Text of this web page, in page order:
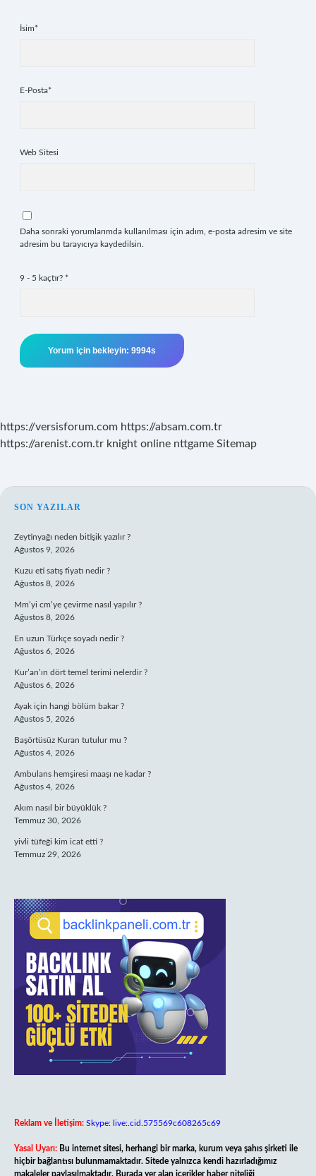
İsim*
E-Posta*
Web Sitesi
Daha sonraki yorumlarımda kullanılması için adım, e-posta adresim ve site
adresim bu tarayıcıya kaydedilsin.
9 - 5 kaçtır? *
https://versisforum.com https://absam.com.tr
https://arenist.com.tr knight online nttgame Sitemap
SIDEBAR
SON YAZILAR
Zeytinyağı neden bitişik yazılır ?
Ağustos 9, 2026
Kuzu eti satış fiyatı nedir ?
Ağustos 8, 2026
Mm’yi cm’ye çevirme nasıl yapılır ?
Ağustos 8, 2026
En uzun Türkçe soyadı nedir ?
Ağustos 6, 2026
Kur’an’ın dört temel terimi nelerdir ?
Ağustos 6, 2026
Ayak için hangi bölüm bakar ?
Ağustos 5, 2026
Başörtüsüz Kuran tutulur mu ?
Ağustos 4, 2026
Ambulans hemşiresi maaşı ne kadar ?
Ağustos 4, 2026
Akım nasıl bir büyüklük ?
Temmuz 30, 2026
yivli tüfeği kim icat etti ?
Temmuz 29, 2026
Reklam ve İletişim: Skype: live:.cid.575569c608265c69
Yasal Uyarı: Bu internet sitesi, herhangi bir marka, kurum veya şahıs şirketi ile
hiçbir bağlantısı bulunmamaktadır. Sitede yalnızca kendi hazırladığımız
makaleler paylaşılmaktadır. Burada yer alan içerikler haber niteliği